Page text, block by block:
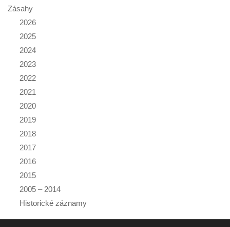
Zásahy
2026
2025
2024
2023
2022
2021
2020
2019
2018
2017
2016
2015
2005 – 2014
Historické záznamy